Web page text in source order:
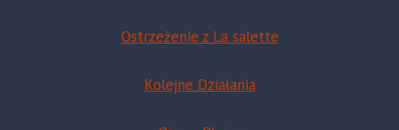
Ostrzeżenie z La salette
Kolejne Działania